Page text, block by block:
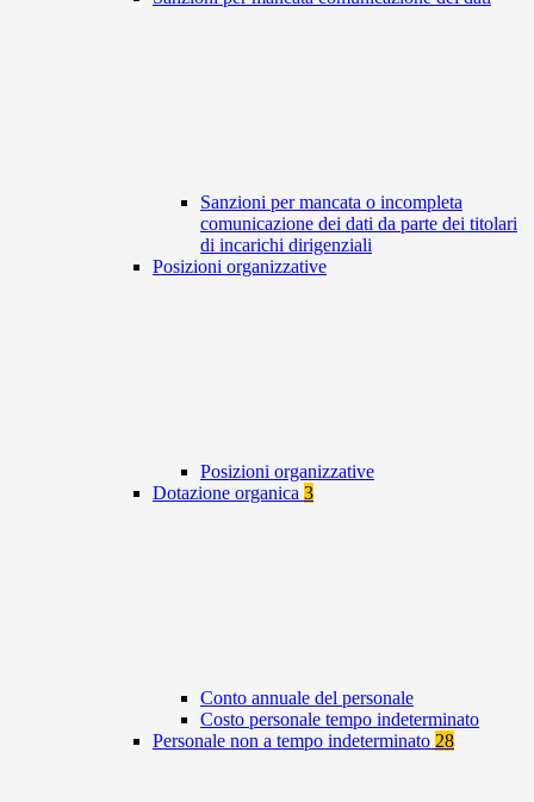
Sanzioni per mancata o incompleta
comunicazione dei dati da parte dei titolari
di incarichi dirigenziali
Posizioni organizzative
Posizioni organizzative
Dotazione organica 3
Conto annuale del personale
Costo personale tempo indeterminato
Personale non a tempo indeterminato 28